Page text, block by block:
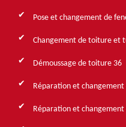
Pose et changement de
Changement de toiture et
Démoussage de toiture 36
Réparation et
Réparation et